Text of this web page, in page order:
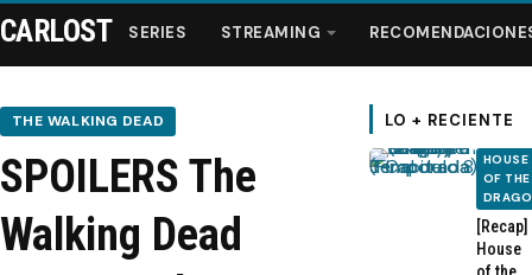
Series
Streaming
CARLOST SERIES STREAMING
THE WALKING DEAD
SPOILERS The
Walking Dead
LO + RECIENTE
HOUSE
OF THE
[Recap]
House